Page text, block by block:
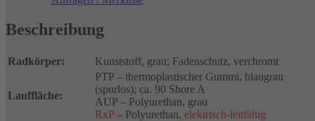
PUR
Edelstahl
Beschreibung
Radkörper: Kunststoff, grau; Fadenschutz, verchromt
Lauffläche:
PTP – thermoplastischer Gummi, blaugrau
(spurlos); ca. 90 Shore A
AUP – Polyurethan, grau
RxP – Polyurethan, elektrisch-leitfähig